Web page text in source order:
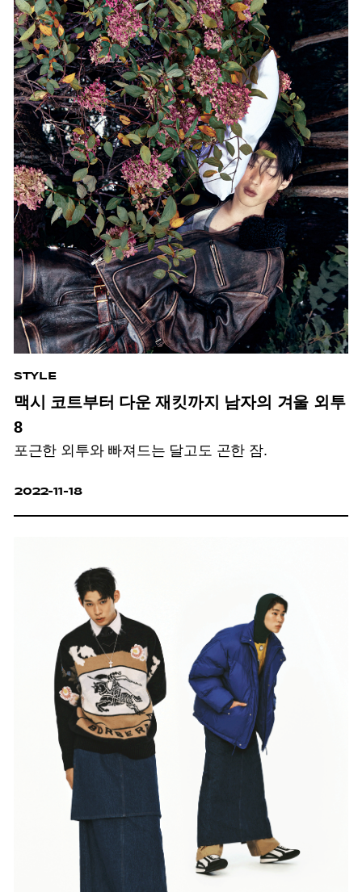
STYLE
맥시 코트부터 다운 재킷까지 남자의 겨울 외투
8
포근한 외투와 빠져드는 달고도 곤한 잠.
2022-11-18